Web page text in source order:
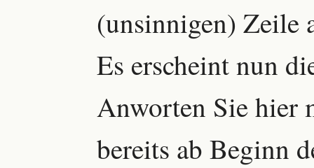
(unsinnigen) Zeile
Es erscheint nun
Anworten Sie hier
bereits ab Beginn